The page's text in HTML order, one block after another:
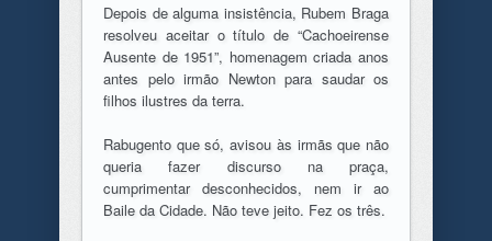
Depois de alguma insistência, Rubem Braga
resolveu aceitar o título de “Cachoeirense
Ausente de 1951”, homenagem criada anos
antes pelo irmão Newton para saudar os
filhos ilustres da terra.
Rabugento que só, avisou às irmãs que não
queria fazer discurso na praça,
cumprimentar desconhecidos, nem ir ao
Baile da Cidade. Não teve jeito. Fez os três.